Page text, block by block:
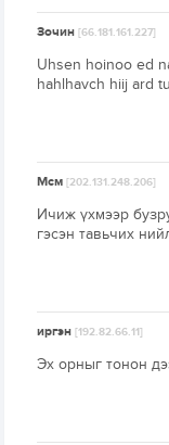
Зочин[66.181.161.227]
Uhsen hoinoo ed
hahlhavch hiij ard
Мсм[202.131.248.206]
Ичиж үхмээр
гэсэн тавьчих
иргэн[192.82.66.11]
Эх орныг тонон